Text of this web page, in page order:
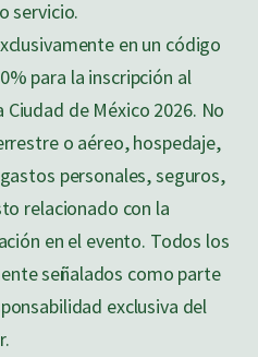
servicio.
en un código
para la inscripción al
de México 2026. No
o aéreo, hospedaje,
personales, seguros,
relacionado con la
en el evento. Todos los
señalados como parte
exclusiva del